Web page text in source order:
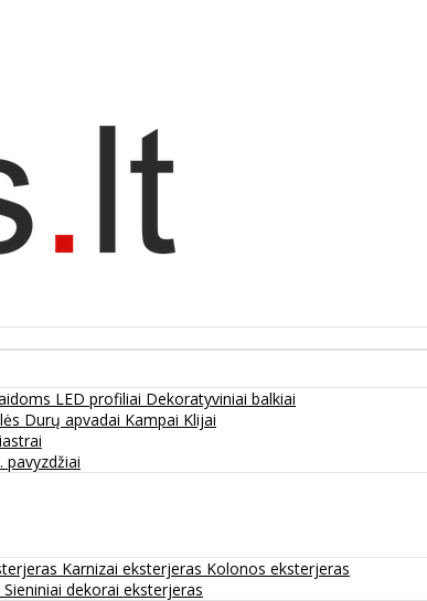
LED profiliai Dekoratyviniai balkiai
Durų apvadai Kampai Klijai
pavyzdžiai
Karnizai eksterjeras Kolonos eksterjeras
Sieniniai dekorai eksterjeras